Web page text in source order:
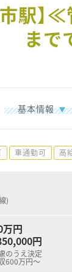
市駅
まで
基本情報
車通勤可 高
)
円
円
のうえ決定
600万円～